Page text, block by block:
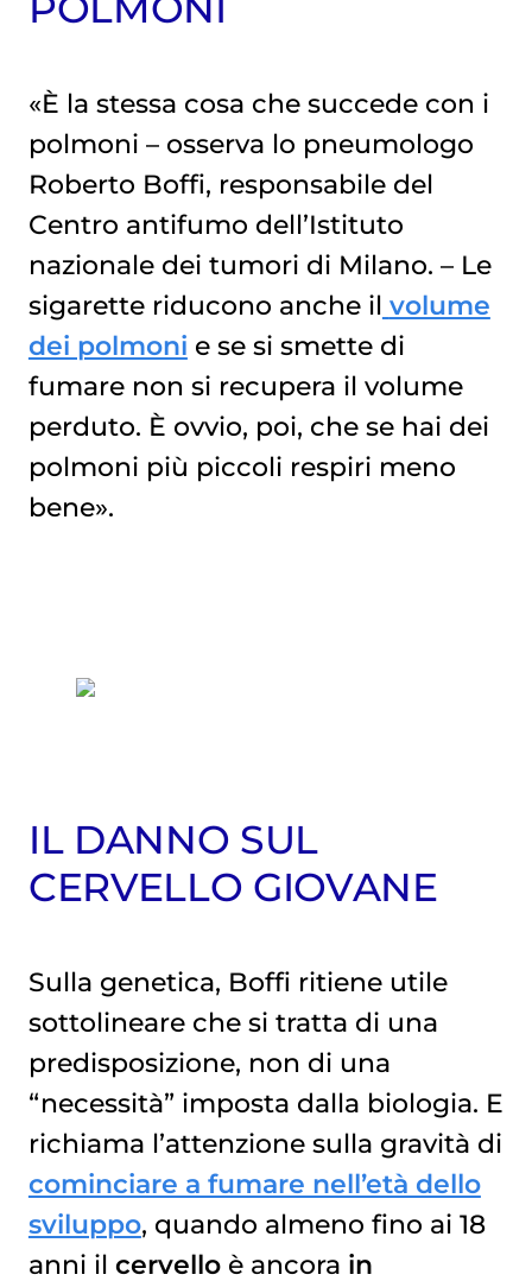
«È la stessa cosa che succede con i
polmoni – osserva lo pneumologo
Roberto Boffi, responsabile del
Centro antifumo dell’Istituto
nazionale dei tumori di Milano. – Le
sigarette riducono anche il volume
dei polmoni e se si smette di
fumare non si recupera il volume
perduto. È ovvio, poi, che se hai dei
polmoni più piccoli respiri meno
bene».
IL DANNO SUL
CERVELLO GIOVANE
Sulla genetica, Boffi ritiene utile
sottolineare che si tratta di una
predisposizione, non di una
“necessità” imposta dalla biologia. E
richiama l’attenzione sulla gravità di
cominciare a fumare nell’età dello
sviluppo, quando almeno fino ai 18
anni il cervelloè ancora in